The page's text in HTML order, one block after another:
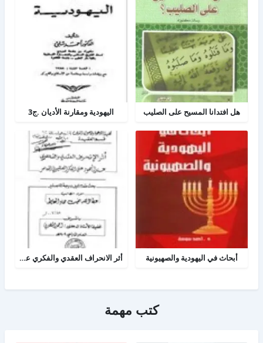
هل افتدانا المسيح على الصليب اليهودية ومقارنة الأديان .ج3
أبحاث في اليهودية والصهيونية أثر الانحراف العقدي والفكري عند اليهود على الفكر الصهيوني المعاصر
كتب مهمة